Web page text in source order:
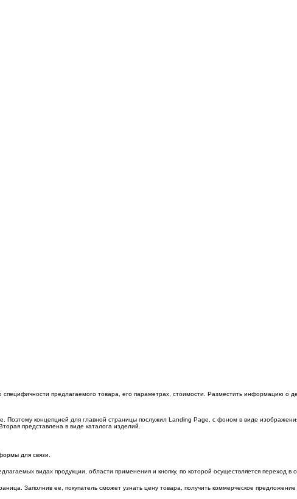
предлагаемого товара, его параметрах, стоимости. Разместить информацию о
Поэтому концепцией для главной страницы послужил Landing Page, с фоном в виде
представлена в виде каталога изделий.
для связи.
видах продукции, области применения и кнопку, по которой осуществляется переход в
Заполнив ее, покупатель сможет узнать цену товара, получить коммерческое предложение